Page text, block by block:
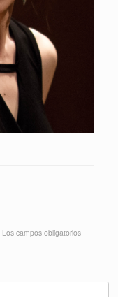
Los campos obligatorios